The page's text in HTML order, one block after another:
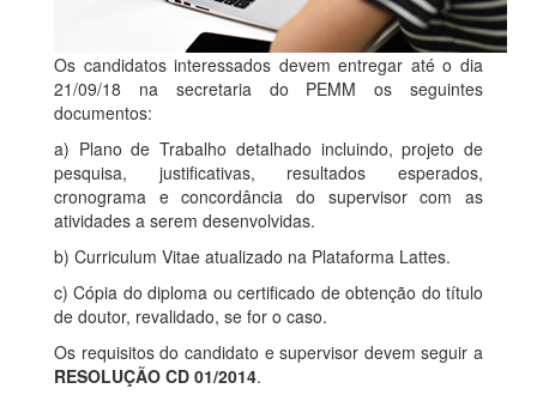
Os candidatos interessados devem entregar até o dia
21/09/18 na secretaria do PEMM os seguintes
documentos:
a) Plano de Trabalho detalhado incluindo, projeto de
pesquisa, justificativas, resultados esperados,
cronograma e concordância do supervisor com as
atividades a serem desenvolvidas.
b) Curriculum Vitae atualizado na Plataforma Lattes.
c) Cópia do diploma ou certificado de obtenção do título
de doutor, revalidado, se for o caso.
Os requisitos do candidato e supervisor devem seguir a
RESOLUÇÃO CD 01/2014.